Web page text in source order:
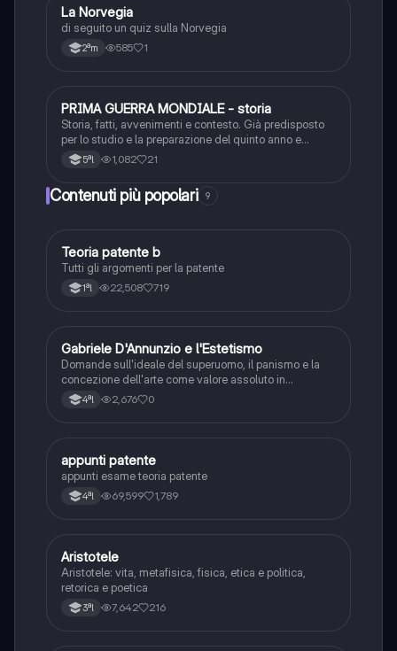
L Geografia
La Norvegia
di seguito un quiz sulla Norvegia
2ªm 585 1
Storia
PRIMA GUERRA MONDIALE - storia
Storia, fatti, avvenimenti e contesto. Già predisposto
per lo studio e la preparazione del quinto anno e
dell’esame di maturità.
5ªl 1,082 21
Contenuti più popolari 9
Altro
Teoria patente b
Tutti gli argomenti per la patente
1ªl 22,508 719
GItaliano
Gabriele D'Annunzio e l'Estetismo
Domande sull'ideale del superuomo, il panismo e la
concezione dell'arte come valore assoluto in
D'Annunzio.
4ªl 2,676 0
Altro
appunti patente
appunti esame teoria patente
4ªl 69,599 1,789
Filosofia
Aristotele
Aristotele: vita, metafisica, fisica, etica e politica,
retorica e poetica
3ªl 7,642 216